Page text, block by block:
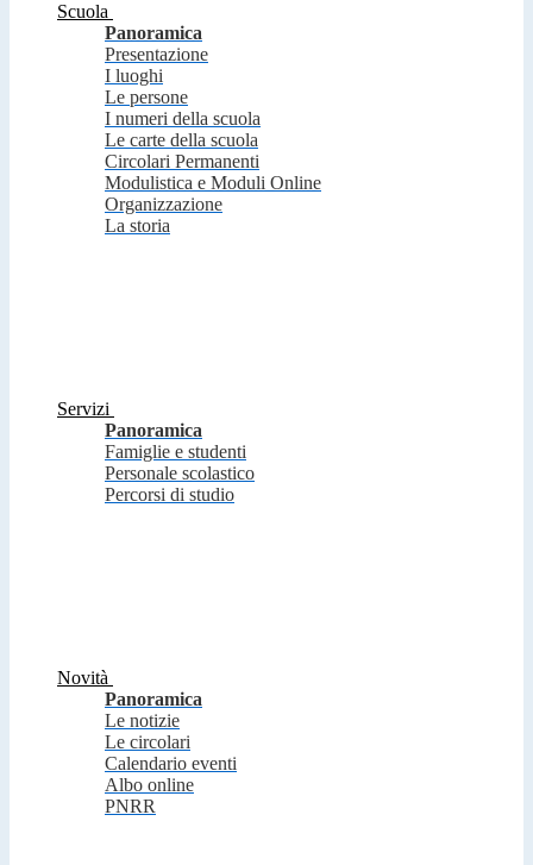
Scuola
Panoramica
Presentazione
I luoghi
Le persone
I numeri della scuola
Le carte della scuola
Circolari Permanenti
Modulistica e Moduli Online
Organizzazione
La storia
Servizi
Panoramica
Famiglie e studenti
Personale scolastico
Percorsi di studio
Novità
Panoramica
Le notizie
Le circolari
Calendario eventi
Albo online
PNRR